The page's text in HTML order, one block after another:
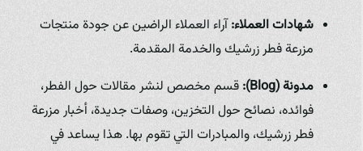
شهادات العملاء:آراء العملاء الراضين عن جودة منتجات
مزرعة فطر زرشيك والخدمة المقدمة.
مدونة (Blog):
قسم مخصص لنشر مقالات حول الفطر،
فوائده، نصائح حول التخزين، وصفات جديدة، أخبار مزرعة
فطر زرشيك، والمبادرات التي تقوم بها. هذا يساعد في